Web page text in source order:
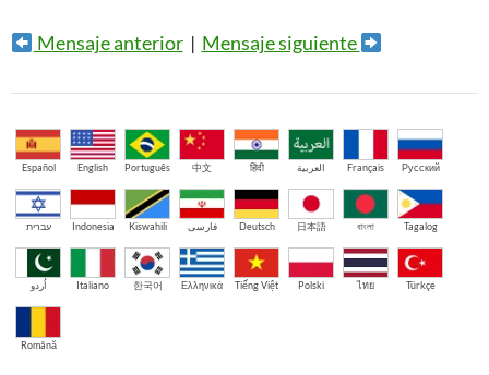
Mensaje anterior| Mensaje siguiente
Español English Português 中文 हिंदी العربية Français Русский
עברית Indonesia Kiswahili فارسی Deutsch 日本語 বাংলা Tagalog
اُردو Italiano 한국어 Ελληνικά Tiếng Việt Polski ไทย Türkçe
Română